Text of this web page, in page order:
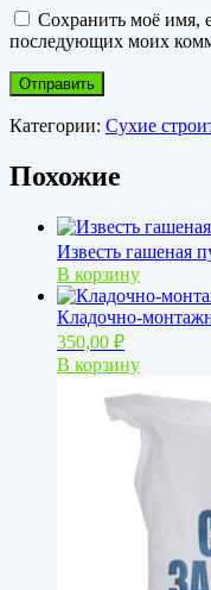
Сохранить моё имя,
последующих моих
Категории: Сухие
Похожие
Известь гашеная
В корзину
Кладочно-
350,00 ₽
В корзину